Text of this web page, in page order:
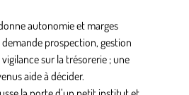
autonomie et marges
prospection, gestion
sur la trésorerie ; une
aide à décider.